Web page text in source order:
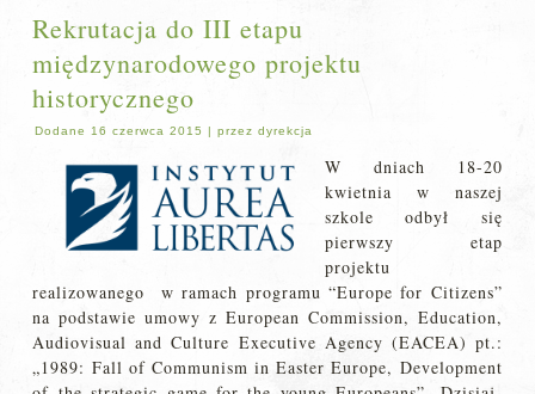
Rekrutacja do III etapu
międzynarodowego projektu
historycznego
Dodane 16 czerwca 2015 |przez dyrekcja
W dniach 18-20
kwietnia w naszej
szkole odbył się
pierwszy etap
projektu
realizowanego w ramach programu “Europe for Citizens”
na podstawie umowy z European Commission, Education,
Audiovisual and Culture Executive Agency (EACEA) pt.:
„1989: Fall of Communism in Easter Europe, Development